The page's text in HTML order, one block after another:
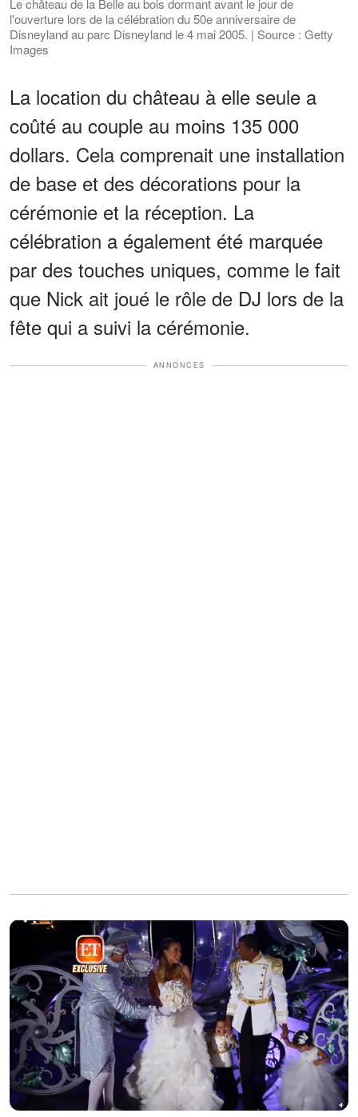
Le château de la Belle au bois dormant avant le jour de
l'ouverture lors de la célébration du 50e anniversaire de
Disneyland au parc Disneyland le 4 mai 2005. | Source : Getty
Images
La location du château à elle seule a
coûté au couple au moins 135 000
dollars. Cela comprenait une installation
de base et des décorations pour la
cérémonie et la réception. La
célébration a également été marquée
par des touches uniques, comme le fait
que Nick ait joué le rôle de DJ lors de la
fête qui a suivi la cérémonie.
ANNONCES